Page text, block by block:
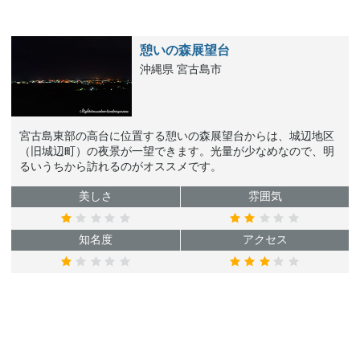
憩いの森展望台
沖縄県 宮古島市
宮古島東部の高台に位置する憩いの森展望台からは、城辺地区
（旧城辺町）の夜景が一望できます。光量が少なめなので、明
るいうちから訪れるのがオススメです。
美しさ 雰囲気
知名度 アクセス